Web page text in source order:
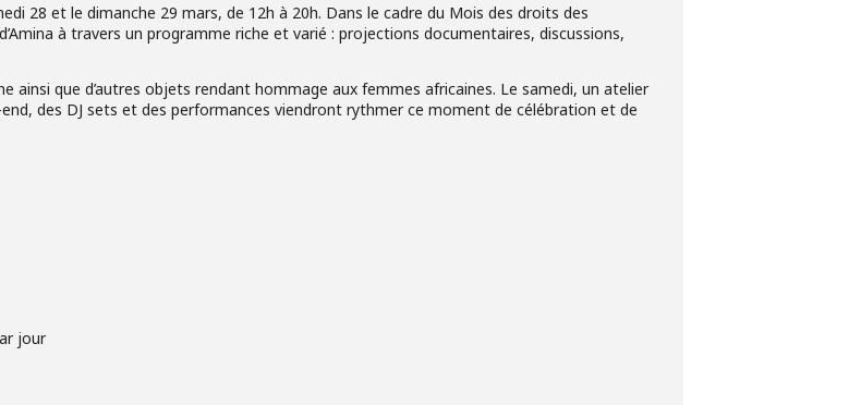
28 et le dimanche 29 mars, de 12h à 20h. Dans le cadre du Mois des droits des
à travers un programme riche et varié : projections documentaires, discussions,
ainsi que d’autres objets rendant hommage aux femmes africaines. Le samedi, un atelier
des DJ sets et des performances viendront rythmer ce moment de célébration et de
jour